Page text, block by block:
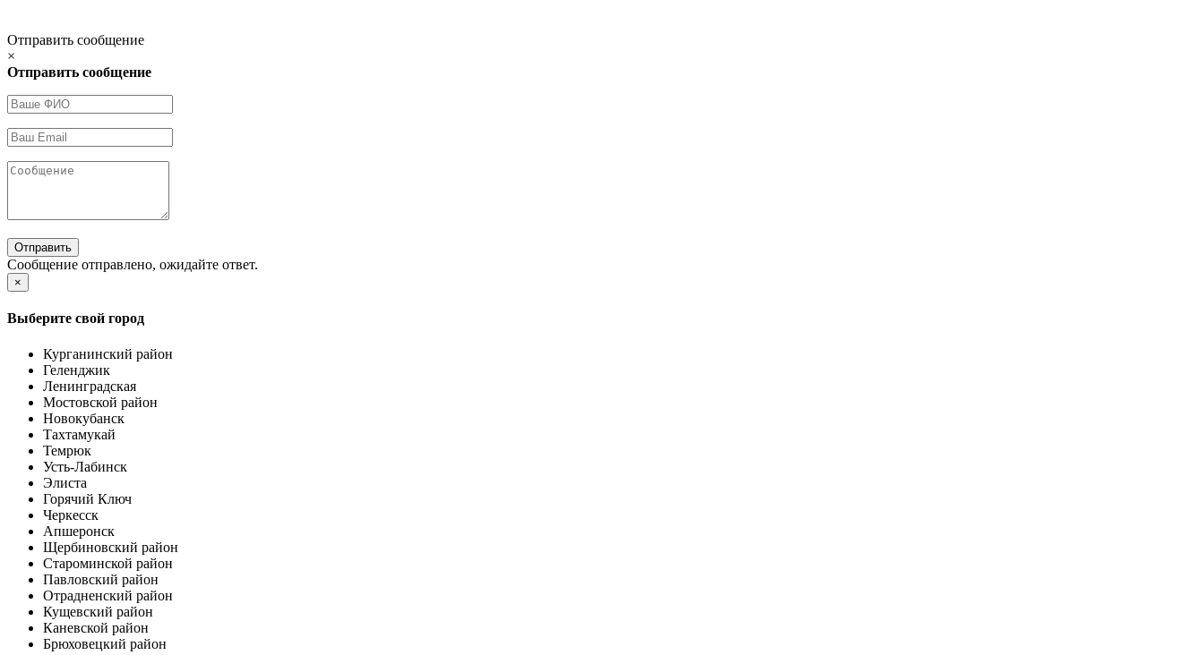
Отправить сообщение
×
Отправить сообщение
Отправить
Сообщение отправлено, ожидайте ответ.
×
Выберите свой город
Курганинский район
Геленджик
Ленинградская
Мостовской район
Новокубанск
Тахтамукай
Темрюк
Усть-Лабинск
Элиста
Горячий Ключ
Черкесск
Апшеронск
Щербиновский район
Староминской район
Павловский район
Отрадненский район
Кущевский район
Каневской район
Брюховецкий район